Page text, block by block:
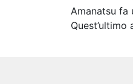
Amanatsu fa